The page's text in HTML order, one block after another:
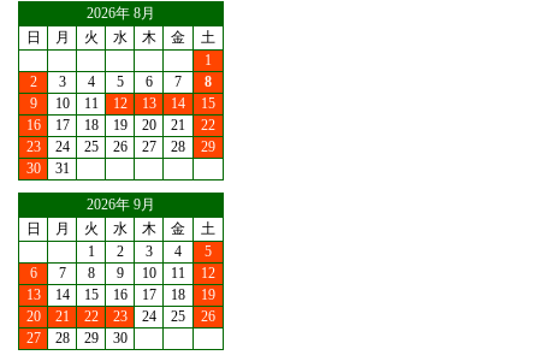
2026年 8月
日
月 火 水 木 金
土
1
2
3 4 5 6 7
8
9
10 11 12 13 14
15
16
17 18 19 20 21
22
23
24 25 26 27 28
29
30
31
2026年 9月
日
月 火 水 木 金
土
1
2 3 4
5
6
7 8 9 10 11
12
13
14 15 16 17 18
19
20
21 22 23 24 25
26
27
28 29
30